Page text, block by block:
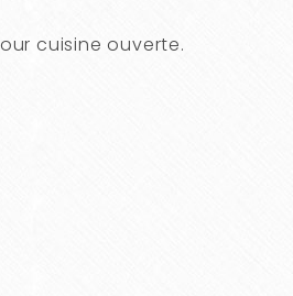
cuisine ouverte.